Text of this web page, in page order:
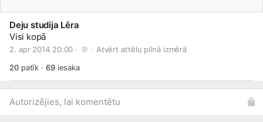
Deju studija Lēra
Visi kopā
2. apr 2014 20:00 · · Atvērt attēlu pilnā izmērā
20patīk · 69iesaka
Autorizējies, lai komentētu